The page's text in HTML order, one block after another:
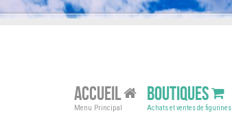
ACCUEIL
Menu Principal
BOUTIQUES
Achats et ventes de figurines